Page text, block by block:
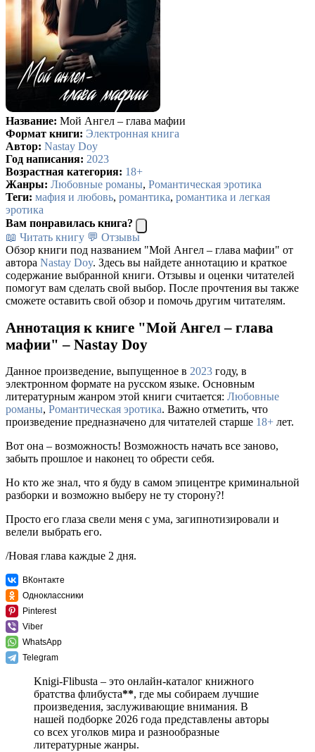
Название: Мой Ангел – глава мафии
Формат книги: Электронная книга
Автор: Nastay Doy
Год написания: 2023
Возрастная категория: 18+
Жанры: Любовные романы, Романтическая эротика
Теги: мафия и любовь, романтика, романтика и легкая
эротика
Вам понравилась книга?
📖 Читать книгу 💬 Отзывы
Обзор книги под названием "Мой Ангел – глава мафии" от
автора Nastay Doy. Здесь вы найдете аннотацию и краткое
содержание выбранной книги. Отзывы и оценки читателей
помогут вам сделать свой выбор. После прочтения вы также
сможете оставить свой обзор и помочь другим читателям.
Аннотация к книге "Мой Ангел – глава
мафии" – Nastay Doy
Данное произведение, выпущенное в 2023 году, в
электронном формате на русском языке. Основным
литературным жанром этой книги считается: Любовные
романы, Романтическая эротика. Важно отметить, что
произведение предназначено для читателей старше 18+ лет.
Вот она – возможность! Возможность начать все заново,
забыть прошлое и наконец то обрести себя.
Но кто же знал, что я буду в самом эпицентре криминальной
разборки и возможно выберу не ту сторону?!
Просто его глаза свели меня с ума, загипнотизировали и
велели выбрать его.
/Новая глава каждые 2 дня.
ВКонтакте
Одноклассники
Pinterest
Viber
WhatsApp
Telegram
Knigi-Flibusta – это онлайн-каталог книжного
братства флибуста**, где мы собираем лучшие
произведения, заслуживающие внимания. В
нашей подборке 2026 года представлены авторы
со всех уголков мира и разнообразные
литературные жанры.